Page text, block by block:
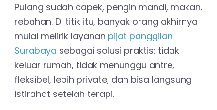
Pulang sudah capek, pengin mandi, makan,
rebahan. Di titik itu, banyak orang akhirnya
mulai melirik layanan pijat panggilan
Surabaya sebagai solusi praktis: tidak
keluar rumah, tidak menunggu antre,
fleksibel, lebih private, dan bisa langsung
istirahat setelah terapi.